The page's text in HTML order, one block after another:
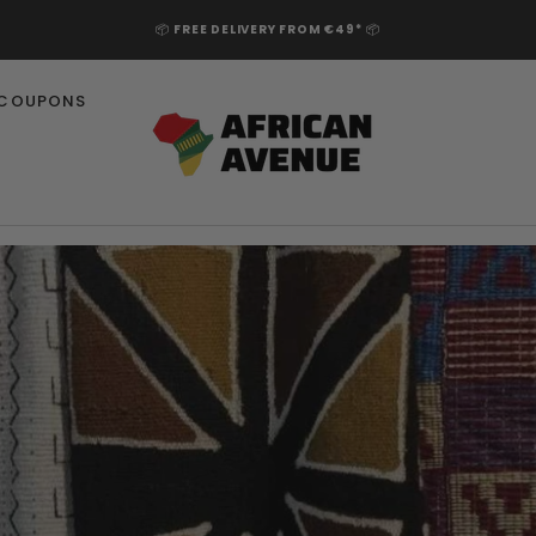
📦 FREE DELIVERY FROM €49* 📦
VLISCO